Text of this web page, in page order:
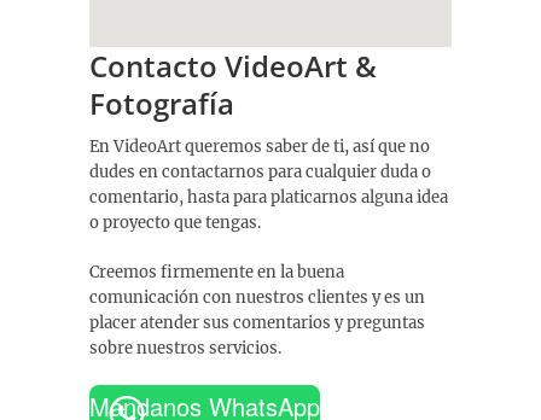
add google map location to website
Contacto VideoArt &
Fotografía
En VideoArt queremos saber de ti, así que no
dudes en contactarnos para cualquier duda o
comentario, hasta para platicarnos alguna idea
o proyecto que tengas.
Creemos firmemente en la buena
comunicación con nuestros clientes y es un
placer atender sus comentarios y preguntas
sobre nuestros servicios.
Mándanos WhatsApp